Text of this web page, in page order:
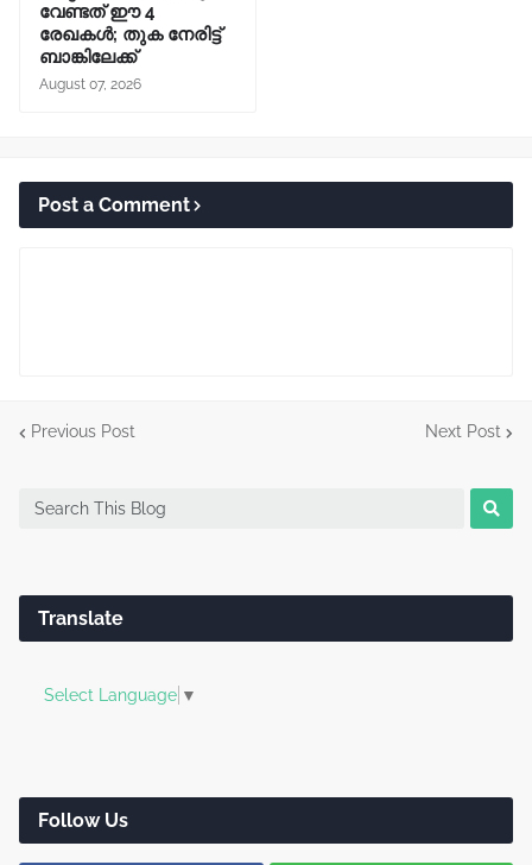
വേണ്ടത് ഈ 4
രേഖകൾ; തുക നേരിട്ട്
ബാങ്കിലേക്ക്
August 07, 2026
Post a Comment
Previous Post Next Post
Translate
Select Language ▼
Follow Us